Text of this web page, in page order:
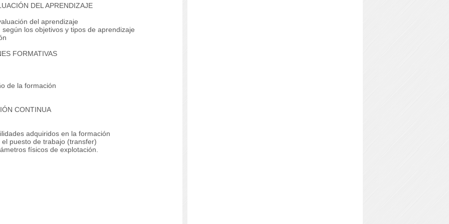
DEL APRENDIZAJE
del aprendizaje
los objetivos y tipos de aprendizaje
FORMATIVAS
de la formación
CONTINUA
adquiridos en la formación
puesto de trabajo (transfer)
físicos de explotación.